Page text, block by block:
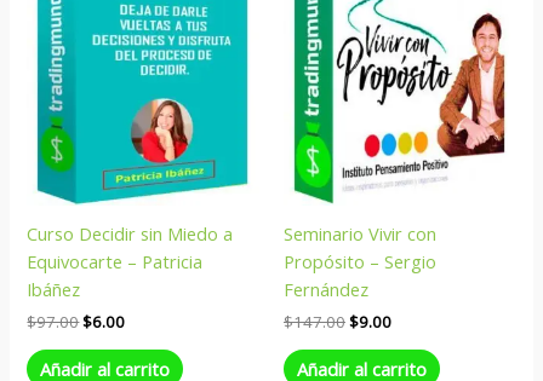
Curso Decidir sin Miedo a
Equivocarte – Patricia
Ibáñez
$97.00$6.00
Añadir al carrito
Seminario Vivir con
Propósito – Sergio
Fernández
$147.00$9.00
Añadir al carrito